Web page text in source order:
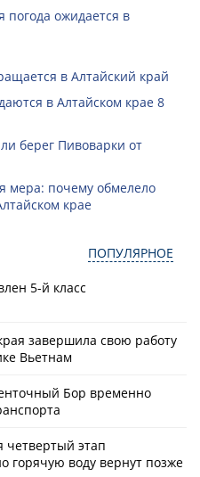
погода ожидается в
в Алтайский край
в Алтайском крае 8
берег Пивоварки от
мера: почему обмелело
крае
ПОПУЛЯРНОЕ
5-й класс
завершила свою работу
Вьетнам
Бор временно
четвертый этап
горячую воду вернут позже